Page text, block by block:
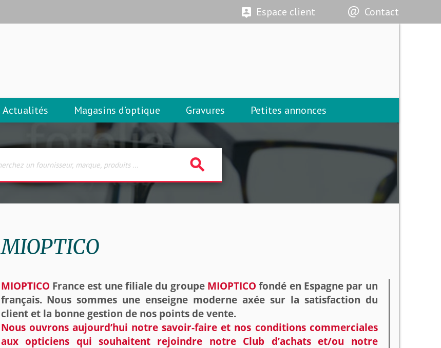
Espace client Contact
Actualités Magasins d’optique Gravures Petites annonces
search
MIOPTICO
MIOPTICO France est unefiliale du groupe MIOPTICO fondé en Espagne par un
français. Nous sommes une enseigne moderne axée sur la satisfaction du
client et la bonne gestion de nos points de vente.
Nous ouvrons aujourd’hui notre savoir-faire et nos conditions commerciales
aux opticiens qui souhaitent rejoindre notre Club d’achats et/ou notre